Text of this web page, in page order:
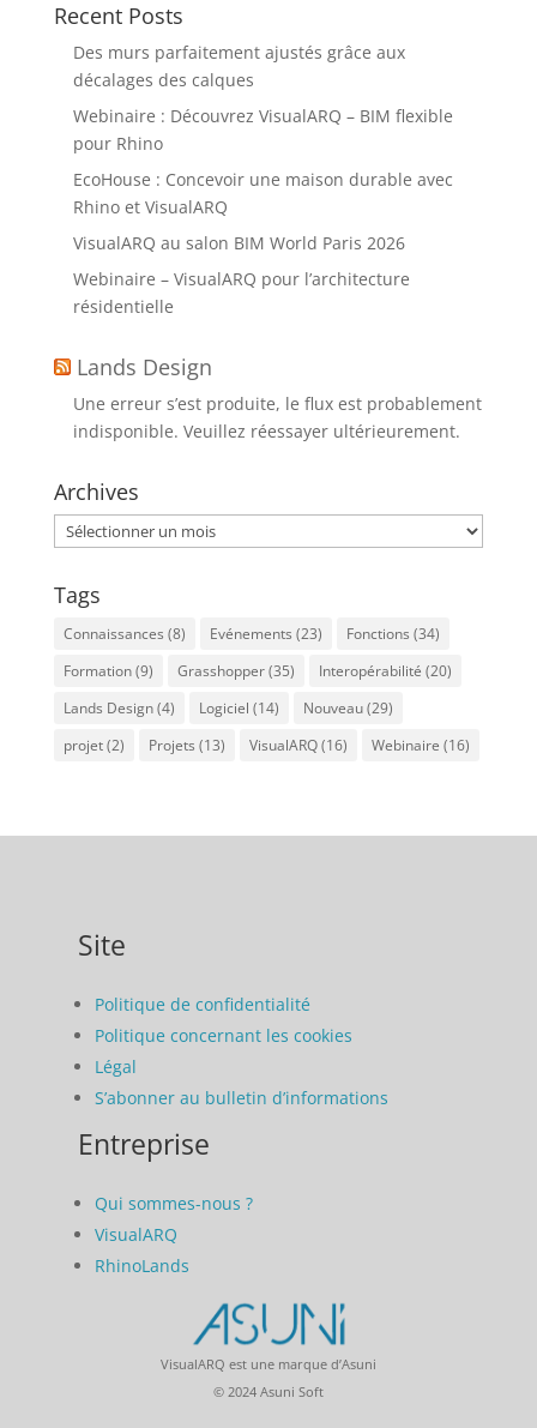
Recent Posts
Des murs parfaitement ajustés grâce aux
décalages des calques
Webinaire : Découvrez VisualARQ – BIM flexible
pour Rhino
EcoHouse : Concevoir une maison durable avec
Rhino et VisualARQ
VisualARQ au salon BIM World Paris 2026
Webinaire – VisualARQ pour l’architecture
résidentielle
Lands Design
Une erreur s’est produite, le flux est probablement
indisponible. Veuillez réessayer ultérieurement.
Archives
Archives
Tags
Connaissances (8) Evénements (23) Fonctions (34)
Formation(9) Grasshopper(35) Interopérabilité (20)
Lands Design(4) Logiciel (14) Nouveau(29)
projet(2) Projets (13) VisualARQ(16) Webinaire (16)
Site
Politique de confidentialité
Politique concernant les cookies
Légal
S’abonner au bulletin d’informations
Entreprise
Qui sommes-nous ?
VisualARQ
RhinoLands
VisualARQ est une marque d’Asuni
© 2024 Asuni Soft